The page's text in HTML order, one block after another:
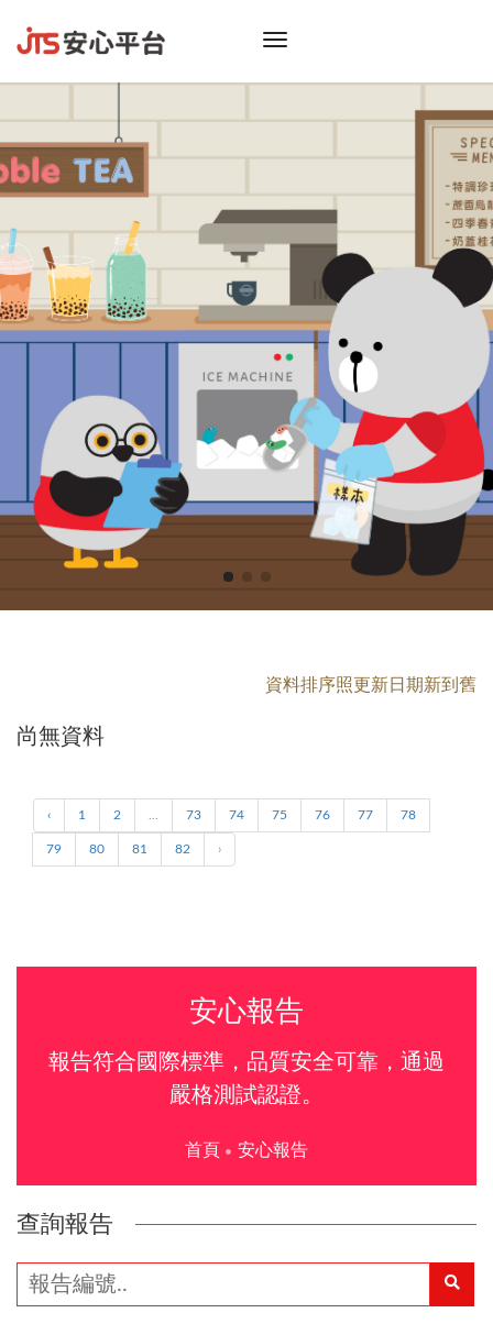
toggle
振
看
偷偷
不
只給
資料排序照更新日期新到舊
尚無資料
‹ 1 2 73 74 75 76 77 78
79 80 81 82 ›
安心報告
報告符合國際標準，品質安全可靠，通過
嚴格測試認證。
首頁 安心報告
查詢報告